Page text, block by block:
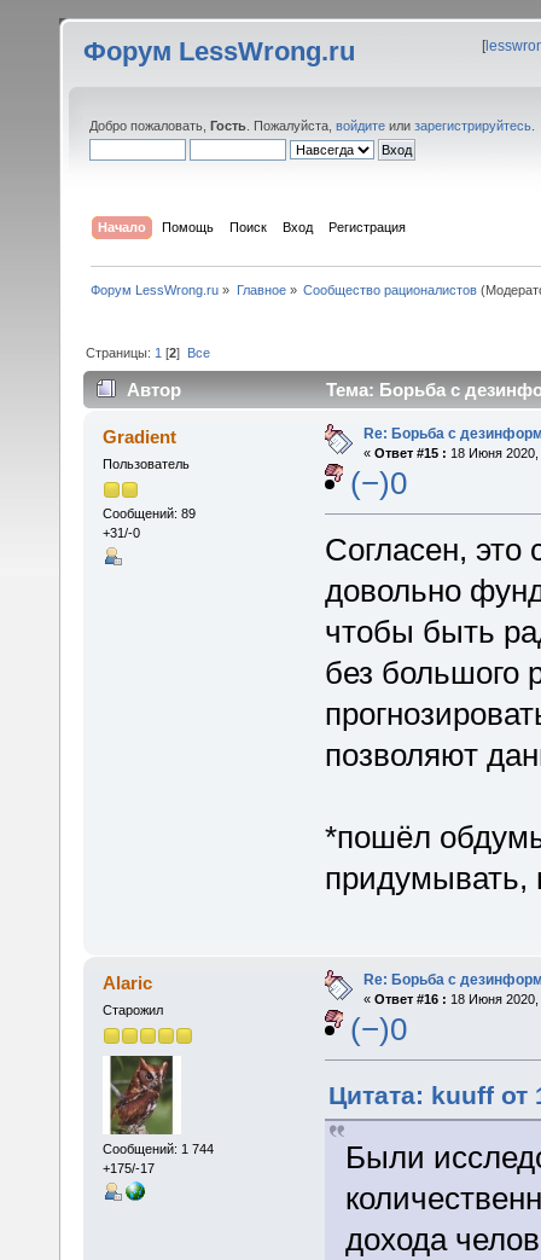
Форум LessWrong.ru [
Добро пожаловать, Гость . Пожалуйста, войдите или зарегистрируйтесь
Начало Помощь Поиск Вход Регистрация
Форум LessWrong.ru » Главное» Сообщество рационалистов
Страницы: 1 [2] Все
Автор Тема: Борьба с
Gradient
Пользователь
Сообщений: 89
+31/-0
Re: Борьба с
« Ответ #15 : 18 Июня 2020,
(−)0
Согласен, это
довольно
чтобы быть
без большого
позволяют
*пошёл
придумывать,
Alaric
Старожил
Сообщений: 1 744
+175/-17
Re: Борьба с
« Ответ #16 : 18 Июня 2020,
(−)0
Цитата: kuuff от
Были
дохода